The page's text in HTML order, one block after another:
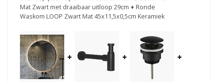
Mat Zwart met draaibaar uitloop 29cm + Ronde
Waskom LOOP Zwart Mat 45x11,5x0,5cm Keramiek
+ + +